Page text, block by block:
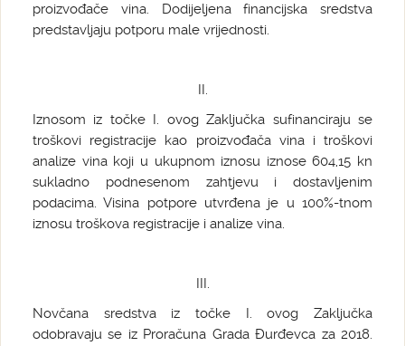
proizvođače vina. Dodijeljena financijska sredstva
predstavljaju potporu male vrijednosti.
II.
Iznosom iz točke I. ovog Zaključka sufinanciraju se
troškovi registracije kao proizvođača vina i troškovi
analize vina koji u ukupnom iznosu iznose 604,15 kn
sukladno podnesenom zahtjevu i dostavljenim
podacima. Visina potpore utvrđena je u 100%-tnom
iznosu troškova registracije i analize vina.
III.
Novčana sredstva iz točke I. ovog Zaključka
odobravaju se iz Proračuna Grada Đurđevca za 2018.